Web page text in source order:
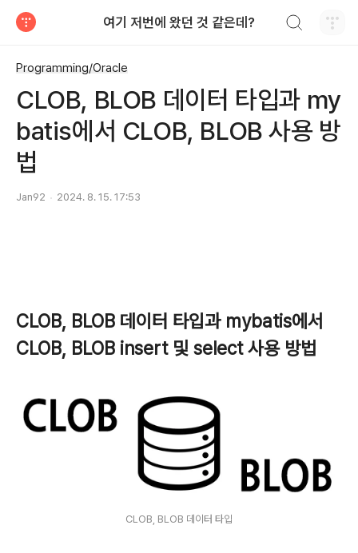
여기 저번에 왔던 것 같은데?
Programming/Oracle
CLOB, BLOB 데이터 타입과 my
batis에서 CLOB, BLOB 사용 방
법
Jan92 2024. 8. 15. 17:53
CLOB, BLOB 데이터 타입과 mybatis에서
CLOB, BLOB insert 및 select 사용 방법
CLOB, BLOB 데이터 타입